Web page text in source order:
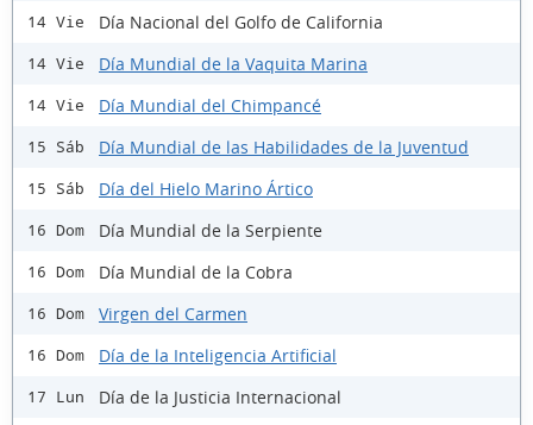
14 Vie Día Nacional del Golfo de California
14 Vie Día Mundial de la Vaquita Marina
14 Vie Día Mundial del Chimpancé
15 Sáb Día Mundial de las Habilidades de la Juventud
15 Sáb Día del Hielo Marino Ártico
16 Dom Día Mundial de la Serpiente
16 Dom Día Mundial de la Cobra
16 Dom Virgen del Carmen
16 Dom Día de la Inteligencia Artificial
17 Lun Día de la Justicia Internacional